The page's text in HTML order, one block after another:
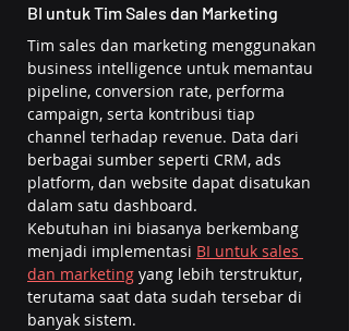
BI untuk Tim Sales dan Marketing
Tim sales dan marketing menggunakan
business intelligence untuk memantau
pipeline, conversion rate, performa
campaign, serta kontribusi tiap
channel terhadap revenue. Data dari
berbagai sumber seperti CRM, ads
platform, dan website dapat disatukan
dalam satu dashboard.
Kebutuhan ini biasanya berkembang
menjadi implementasi BI untuk sales
dan marketing yang lebih terstruktur,
terutama saat data sudah tersebar di
banyak sistem.